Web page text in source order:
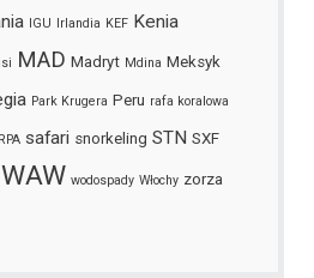
IGU Irlandia KEF Kenia
MAD Madryt Mdina Meksyk
Park Krugera Peru rafa koralowa
RPA safari snorkeling STN SXF
WAW wodospady Włochy zorza